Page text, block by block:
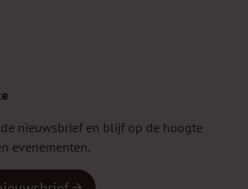
nieuwsbrief en blijf op de hoogte
evenementen.